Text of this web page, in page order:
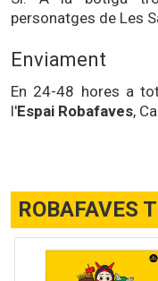
personatges de Les
Enviament
En 24-48 hores a
l'Espai Robafaves,
ROBAFAVES